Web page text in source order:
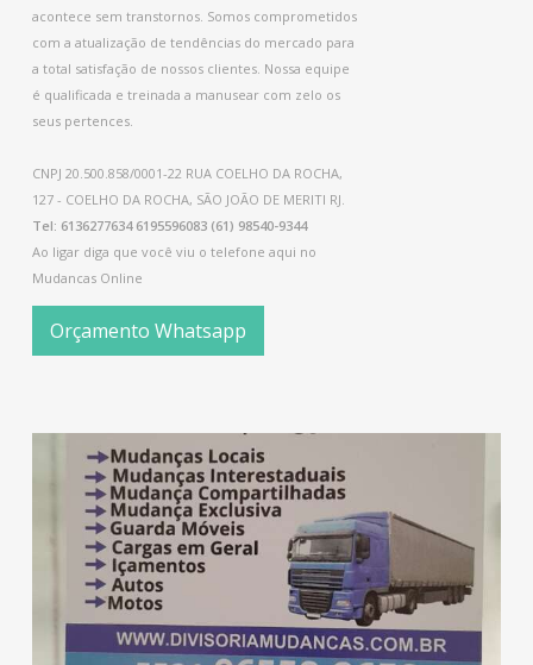
acontece sem transtornos. Somos comprometidos
com a atualização de tendências do mercado para
a total satisfação de nossos clientes. Nossa equipe
é qualificada e treinada a manusear com zelo os
seus pertences.
CNPJ 20.500.858/0001-22 RUA COELHO DA ROCHA,
127 - COELHO DA ROCHA, SÃO JOÃO DE MERITI RJ.
Tel: 6136277634 6195596083 (61) 98540-9344
Ao ligar diga que você viu o telefone aqui no
Mudancas Online
Orçamento Whatsapp